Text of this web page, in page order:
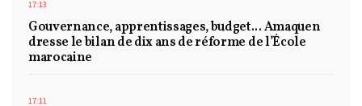
17:13
Gouvernance, apprentissages, budget... Amaquen
dresse le bilan de dix ans de réforme de l’École
marocaine
17:11